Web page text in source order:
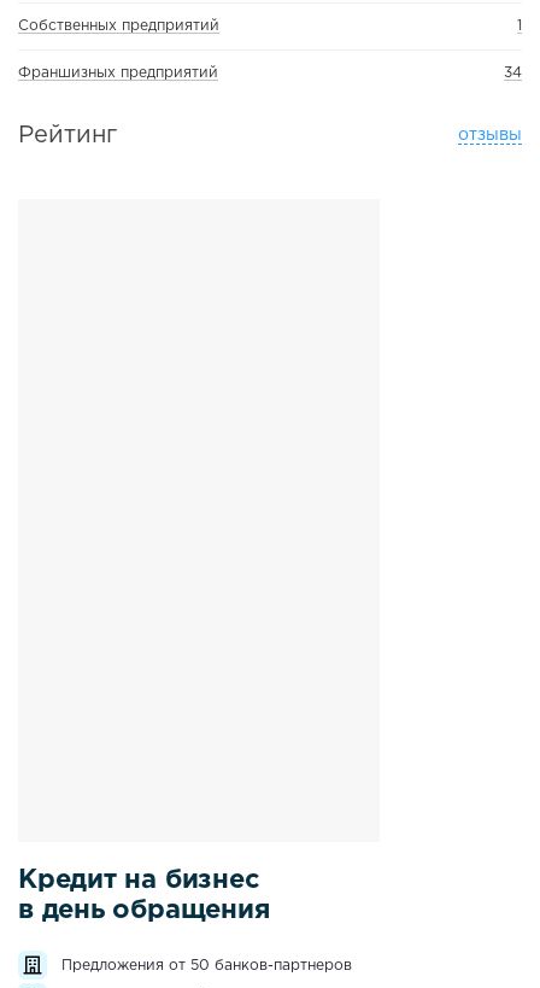
Собственных предприятий 1
Франшизных предприятий 34
Рейтинг отзывы
Кредит на бизнес
в день обращения
Предложения от 50 банков-партнеров